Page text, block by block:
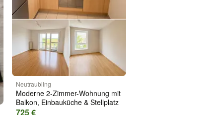
Neutraubling
Moderne 2-Zimmer-Wohnung mit
Balkon, Einbauküche & Stellplatz
725 €